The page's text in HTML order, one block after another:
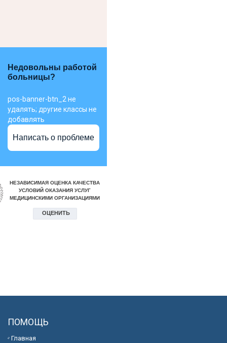
Недовольны работой
больницы?
pos-banner-btn_2 не
удалять; другие классы не
добавлять
Написать о проблеме
ПОМОЩЬ
Главная